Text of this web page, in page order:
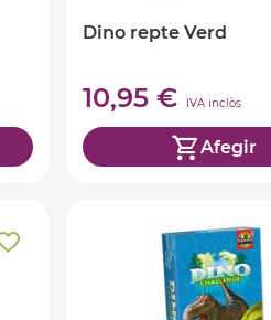
Dino repte Verd
10,95 € IVA inclòs
Afegir